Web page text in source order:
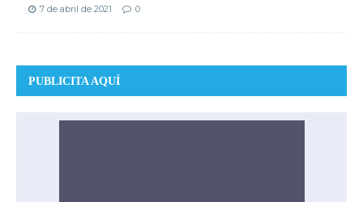
7 de abril de 2021 0
PUBLICITA AQUÍ